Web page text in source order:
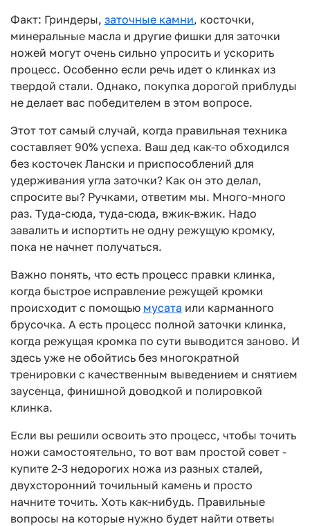
Факт: Гриндеры, заточные камни, косточки,
минеральные масла и другие фишки для заточки
ножей могут очень сильно упросить и ускорить
процесс. Особенно если речь идет о клинках из
твердой стали. Однако, покупка дорогой приблуды
не делает вас победителем в этом вопросе.
Этот тот самый случай, когда правильная техника
составляет 90% успеха. Ваш дед как-то обходился
без косточек Лански и приспособлений для
удерживания угла заточки? Как он это делал,
спросите вы? Ручками, ответим мы. Много-много
раз. Туда-сюда, туда-сюда, вжик-вжик. Надо
завалить и испортить не одну режущую кромку,
пока не начнет получаться.
Важно понять, что есть процесс правки клинка,
когда быстрое исправление режущей кромки
происходит с помощью мусата или карманного
брусочка. А есть процесс полной заточки клинка,
когда режущая кромка по сути выводится заново. И
здесь уже не обойтись без многократной
тренировки с качественным выведением и снятием
заусенца, финишной доводкой и полировкой
клинка.
Если вы решили освоить это процесс, чтобы точить
ножи самостоятельно, то вот вам простой совет -
купите 2-3 недорогих ножа из разных сталей,
двухсторонний точильный камень и просто
начните точить. Хоть как-нибудь. Правильные
вопросы на которые нужно будет найти ответы